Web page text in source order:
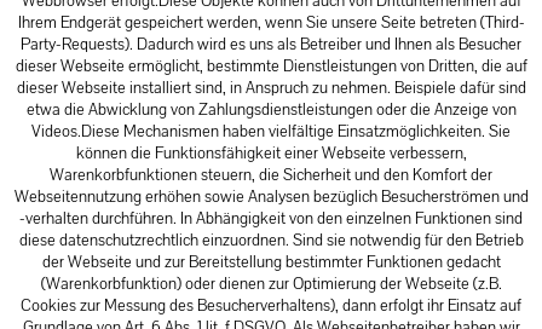
Ihrem Endgerät gespeichert werden, wenn Sie unsere Seite betreten (Third-
Party-Requests). Dadurch wird es uns als Betreiber und Ihnen als Besucher
dieser Webseite ermöglicht, bestimmte Dienstleistungen von Dritten, die auf
dieser Webseite installiert sind, in Anspruch zu nehmen. Beispiele dafür sind
etwa die Abwicklung von Zahlungsdienstleistungen oder die Anzeige von
Videos.Diese Mechanismen haben vielfältige Einsatzmöglichkeiten. Sie
können die Funktionsfähigkeit einer Webseite verbessern,
Warenkorbfunktionen steuern, die Sicherheit und den Komfort der
Webseitennutzung erhöhen sowie Analysen bezüglich Besucherströmen und
-verhalten durchführen. In Abhängigkeit von den einzelnen Funktionen sind
diese datenschutzrechtlich einzuordnen. Sind sie notwendig für den Betrieb
der Webseite und zur Bereitstellung bestimmter Funktionen gedacht
(Warenkorbfunktion) oder dienen zur Optimierung der Webseite (z.B.
Cookies zur Messung des Besucherverhaltens), dann erfolgt ihr Einsatz auf